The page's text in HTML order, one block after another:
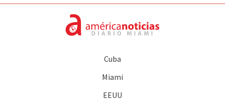
Cuba
Miami
EEUU